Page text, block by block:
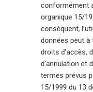
conformément
organique 15/
conséquent,
données peut
droits d’accès,
d’annulation et
termes prévus
15/1999 du 13